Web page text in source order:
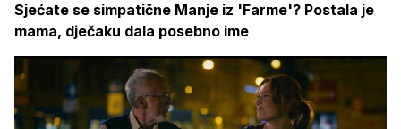
Sjećate se simpatične Manje iz 'Farme'? Postala je
mama, dječaku dala posebno ime